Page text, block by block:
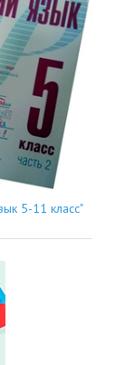
5-11 класс"